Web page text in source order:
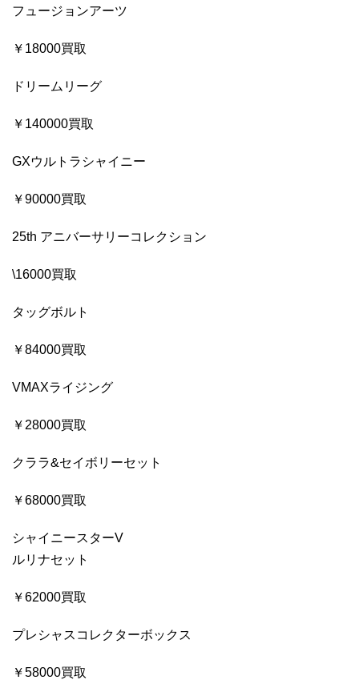
フュージョンアーツ
￥18000買取
ドリームリーグ
￥140000買取
GXウルトラシャイニー
￥90000買取
25th アニバーサリーコレクション
\16000買取
タッグボルト
￥84000買取
VMAXライジング
￥28000買取
クララ&セイボリーセット
￥68000買取
シャイニースターV
ルリナセット
￥62000買取
プレシャスコレクターボックス
￥58000買取